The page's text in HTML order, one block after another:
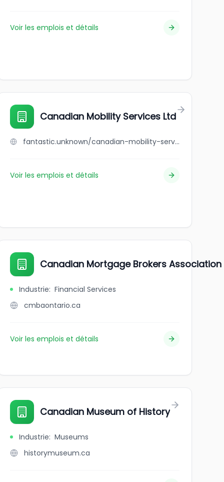
Voir les emplois et détails
Canadian Mobility Services Ltd
fantastic.unknown/canadian-mobility-services-ltd
Voir les emplois et détails
- British Columbia (CMBA-BC)
Canadian Mortgage Brokers
Industrie: Financial Services
cmbaontario.ca
Voir les emplois et détails
Canadian Museum of History
Industrie: Museums
historymuseum.ca